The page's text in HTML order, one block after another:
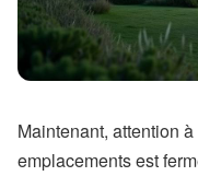
Maintenant, attention
emplacements est